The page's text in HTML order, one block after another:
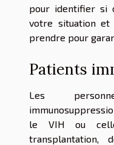
pour identifier si
votre situation et
prendre pour
Patients
Les
le VIH ou
transplantation,